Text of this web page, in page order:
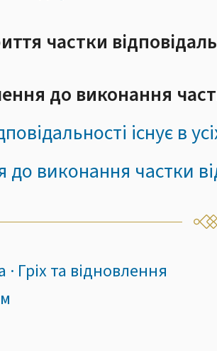
частки
до виконання
існує в
до виконання частки
Гріх та відновлення